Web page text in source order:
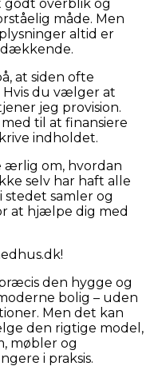
godt overblik og
måde. Men
altid er
at siden ofte
du vælger at
jeg provision.
til at finansiere
indholdet.
ærlig om, hvordan
selv har haft alle
samler og
at hjælpe dig med
den hygge og
bolig – uden
Men det kan
den rigtige model,
møbler og
i praksis.